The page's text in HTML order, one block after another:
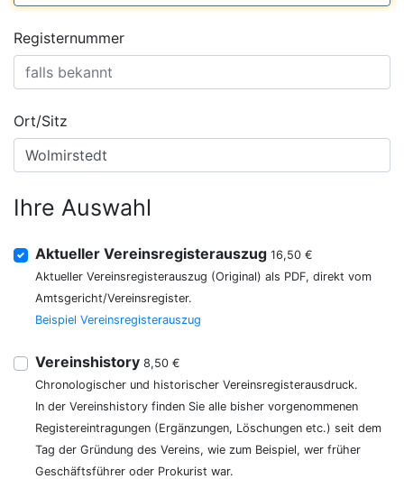
Registernummer
Ort/Sitz
Ihre Auswahl
Aktueller Vereinsregisterauszug 16,50 €
Aktueller Vereinsregisterauszug (Original) als PDF, direkt vom
Amtsgericht/Vereinsregister.
Beispiel Vereinsregisterauszug
Vereinshistory 8,50 €
Chronologischer und historischer Vereinsregisterausdruck.
In der Vereinshistory finden Sie alle bisher vorgenommenen
Registereintragungen (Ergänzungen, Löschungen etc.) seit dem
Tag der Gründung des Vereins, wie zum Beispiel, wer früher
Geschäftsführer oder Prokurist war.